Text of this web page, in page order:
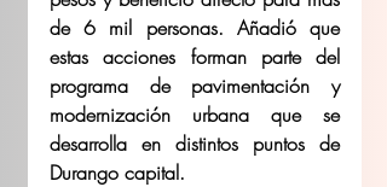
de 6 mil personas. Añadió que
estas acciones forman parte del
programa de pavimentación y
modernización urbana que se
desarrolla en distintos puntos de
Durango capital.